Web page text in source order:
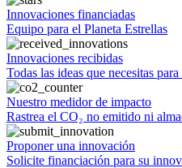
Innovaciones financiadas
Equipo para el Planeta Estrellas
Innovaciones recibidas
Todas las ideas que necesitas
Nuestro medidor de impacto
Rastrea el CO₂ no emitido ni
Proponer una innovación
Solicite financiación para su